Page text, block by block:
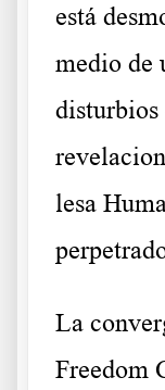
está
medio de
lesa
La
Freedom